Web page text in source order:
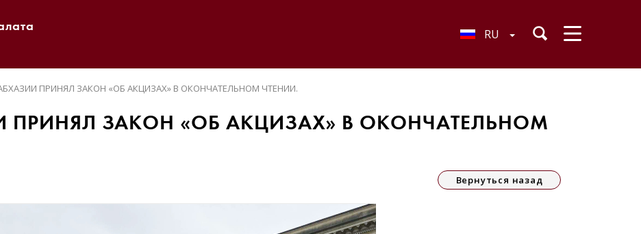
RU
ПРИНЯЛ ЗАКОН «ОБ АКЦИЗАХ» В ОКОНЧАТЕЛЬНОМ ЧТЕНИИ.
ПРИНЯЛ ЗАКОН «ОБ АКЦИЗАХ» В ОКОНЧАТЕЛЬНОМ
Вернуться назад